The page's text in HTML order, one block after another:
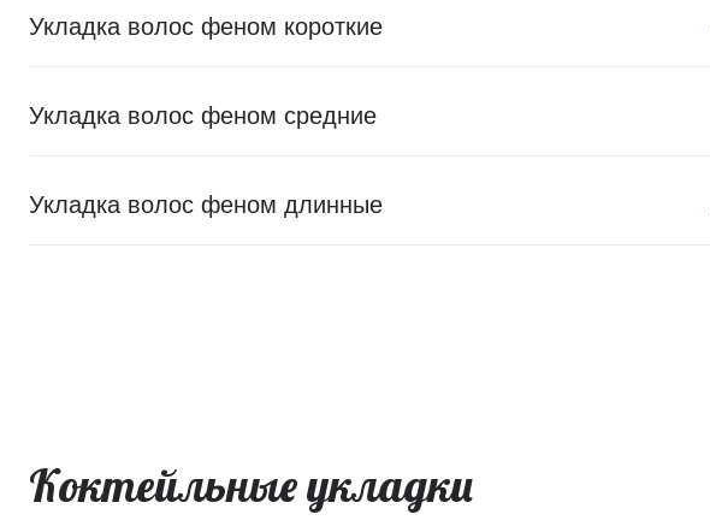
Укладка волос феном короткие
Укладка волос феном средние
Укладка волос феном длинные
Коктейльные укладки